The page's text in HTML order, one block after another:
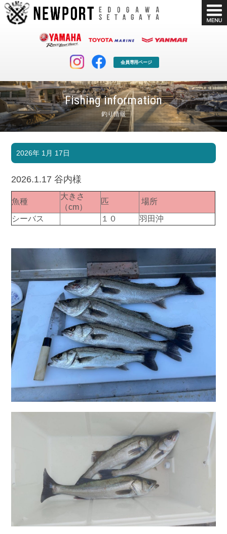
会員専用ページ
Fishing information
釣り情報
マリンクラブ
マリンライフを堪能したい！
ボート販売
ボート免許
長年の実績と信頼！
店舗情報 公式ブログ
Contact us Company
採用情報
Recruit
リンク集
Link
2026年 1月 17日
2026.1.17 谷内様
魚種
大きさ
（cm）
匹
場所
シーバス
１０ 羽田沖